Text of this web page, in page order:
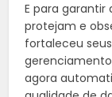
E para garantir
protejam e
fortaleceu
agora